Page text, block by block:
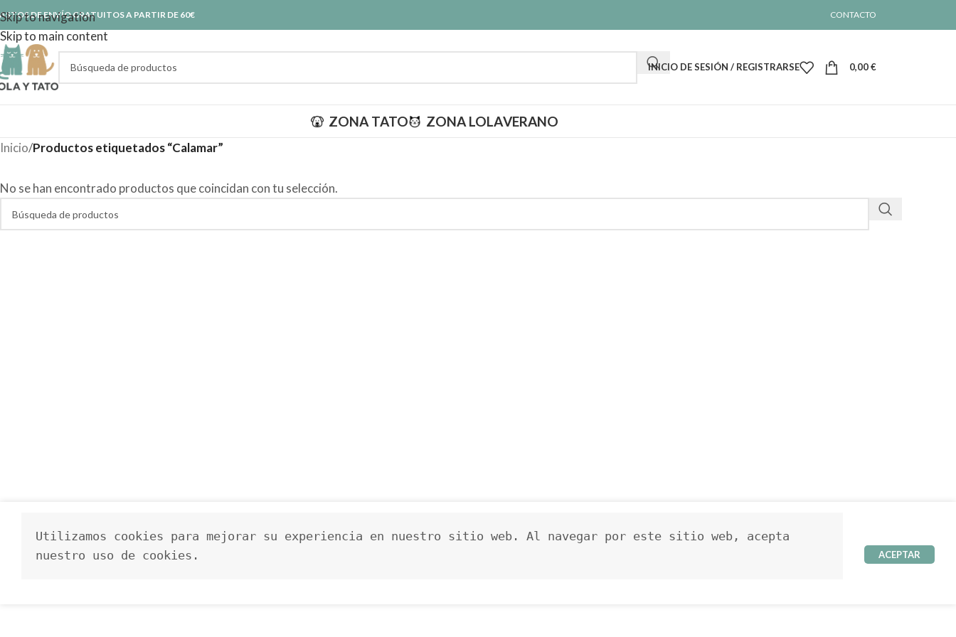
Skip to navigation
Skip to main content
DE ENVÍO GRATUITOS A PARTIR DE 60€ CONTACTO
INICIO DE SESIÓN / REGISTRARSE 0,00€
ZONA TATO ZONA LOLAVERANO
Inicio/Productos etiquetados “Calamar”
No se han encontrado productos que coincidan con tu selección.
Utilizamos cookies para mejorar su experiencia en nuestro sitio web. Al navegar por este sitio web, acepta
nuestro uso de cookies.
ACEPTAR